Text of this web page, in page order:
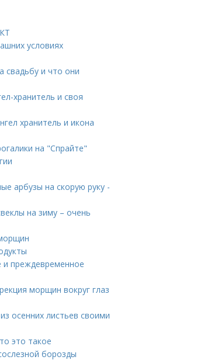
условиях
свадьбу и что они
хранитель и своя
хранитель и икона
на "Спрайте"
арбузы на скорую руку -
на зиму – очень
и преждевременное
морщин вокруг глаз
осенних листьев своими
это такое
борозды